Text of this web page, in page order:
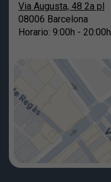
Via Augusta, 48 2a pl
08006 Barcelona
Horario: 9:00h - 20:00h